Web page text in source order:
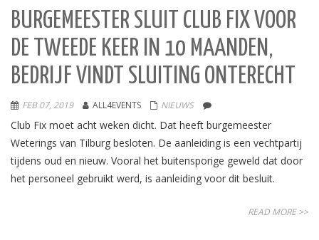
BURGEMEESTER SLUIT CLUB FIX VOOR
DE TWEEDE KEER IN 10 MAANDEN,
BEDRIJF VINDT SLUITING ONTERECHT
FEB 07, 2019 ALL4EVENTS NIEUWS
Club Fix moet acht weken dicht. Dat heeft burgemeester
Weterings van Tilburg besloten. De aanleiding is een vechtpartij
tijdens oud en nieuw. Vooral het buitensporige geweld dat door
het personeel gebruikt werd, is aanleiding voor dit besluit.
READ MORE >>